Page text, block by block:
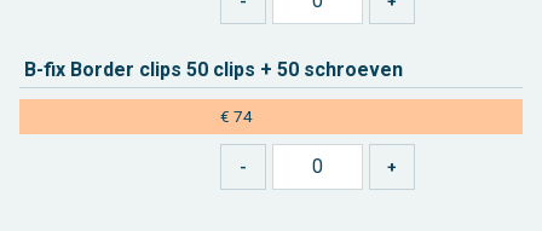
B-fix Bor­der clips 50 clips + 50 schroe­ven
€ 74